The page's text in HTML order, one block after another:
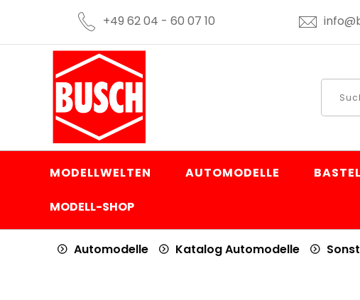
+49 62 04 - 60 07 10
MODELLWELTEN AUTOMODELLE
MODELL-SHOP
Automodelle Katalog Automodelle